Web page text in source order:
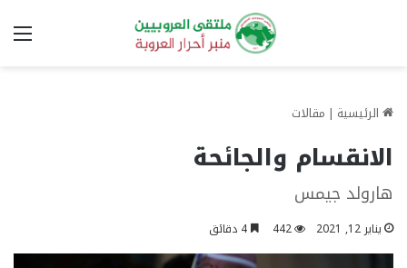
الرئيسية | مقالات
الانقسام والجائحة
هارولد جيمس
يناير 12, 2021 442